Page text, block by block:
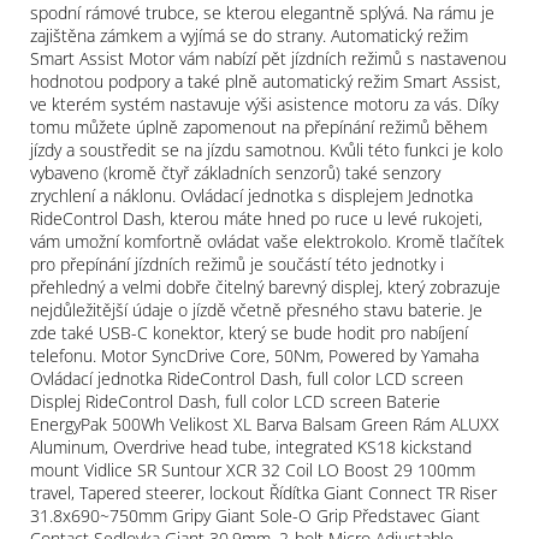
spodní rámové trubce, se kterou elegantně splývá. Na rámu je
zajištěna zámkem a vyjímá se do strany. Automatický režim
Smart Assist Motor vám nabízí pět jízdních režimů s nastavenou
hodnotou podpory a také plně automatický režim Smart Assist,
ve kterém systém nastavuje výši asistence motoru za vás. Díky
tomu můžete úplně zapomenout na přepínání režimů během
jízdy a soustředit se na jízdu samotnou. Kvůli této funkci je kolo
vybaveno (kromě čtyř základních senzorů) také senzory
zrychlení a náklonu. Ovládací jednotka s displejem Jednotka
RideControl Dash, kterou máte hned po ruce u levé rukojeti,
vám umožní komfortně ovládat vaše elektrokolo. Kromě tlačítek
pro přepínání jízdních režimů je součástí této jednotky i
přehledný a velmi dobře čitelný barevný displej, který zobrazuje
nejdůležitější údaje o jízdě včetně přesného stavu baterie. Je
zde také USB-C konektor, který se bude hodit pro nabíjení
telefonu. Motor SyncDrive Core, 50Nm, Powered by Yamaha
Ovládací jednotka RideControl Dash, full color LCD screen
Displej RideControl Dash, full color LCD screen Baterie
EnergyPak 500Wh Velikost XL Barva Balsam Green Rám ALUXX
Aluminum, Overdrive head tube, integrated KS18 kickstand
mount Vidlice SR Suntour XCR 32 Coil LO Boost 29 100mm
travel, Tapered steerer, lockout Řídítka Giant Connect TR Riser
31.8x690~750mm Gripy Giant Sole-O Grip Představec Giant